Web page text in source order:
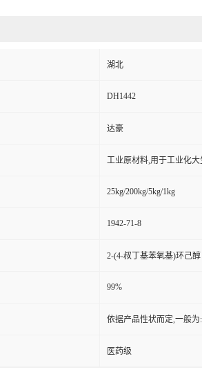
湖北
DH1442
达豪
工业原材料,用于工业化大
25kg/200kg/5kg/1kg
1942-71-8
2-(4-叔丁基苯氧基)环己醇
99%
依据产品性状而定,一般
医药级